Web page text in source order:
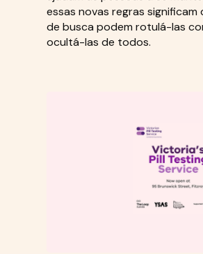
essas novas regras significam
de busca podem rotulá-las
ocultá-las de todos.